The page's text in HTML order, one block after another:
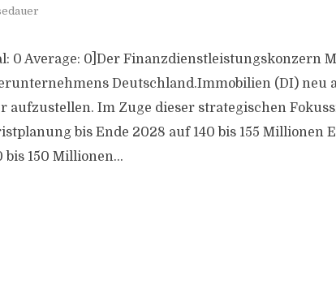
0 Average: 0]Der Finanzdienstleistungskonzern
Deutschland.Immobilien (DI) neu
aufzustellen. Im Zuge dieser strategischen
bis Ende 2028 auf 140 bis 155 Millionen
bis 150 Millionen...